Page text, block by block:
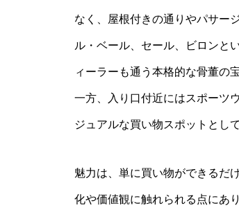
なく、屋根付きの通りやパサー
ル・ベール、セール、ビロンと
ィーラーも通う本格的な骨董の
一方、入り口付近にはスポーツ
ジュアルな買い物スポットとし
魅力は、単に買い物ができるだ
化や価値観に触れられる点にあ